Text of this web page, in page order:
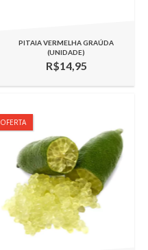
PITAIA VERMELHA GRAÚDA
(UNIDADE)
R$14,95
OFERTA